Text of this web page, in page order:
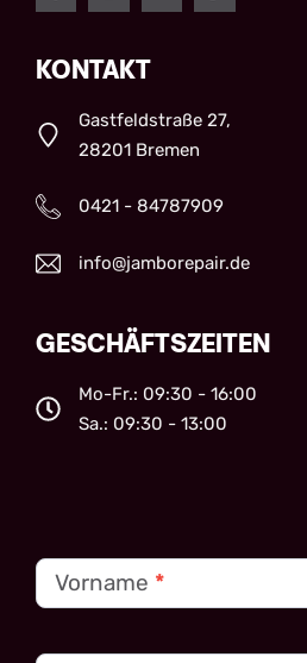
KONTAKT
Gastfeldstraße 27,
28201 Bremen
0421 - 84787909
info@jamborepair.de
GESCHÄFTSZEITEN
Mo-Fr.: 09:30 - 16:00
Sa.: 09:30 - 13:00
Kontakt
Vorname *